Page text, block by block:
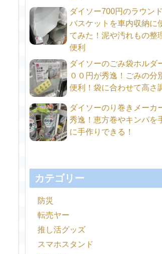
ダイソー700円のラウン
バスケットを車内収納に
てみた！泥や汚れもの整
便利
ダイソーのごみ袋ホルダ
００円が秀逸！ごみの分
便利！袋に合わせて高さ
ダイソーのり巻きメーカ
秀逸！恵方巻やキンパを
に手作りできる！
カテゴリー
防災
転売ヤー
推し活グッズ
スマホスタンド